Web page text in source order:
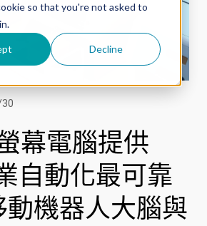
so that you're not asked to
Decline
幕電腦提供
自動化最可靠
動機器人大腦與